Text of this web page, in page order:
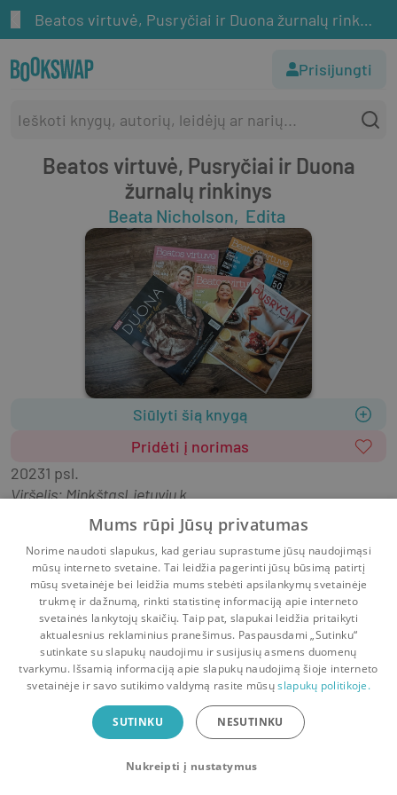
Beatos virtuvė, Pusryčiai ir Duona žurnalų rinkinys
Prisijungti
Beatos virtuvė, Pusryčiai ir Duona
žurnalų rinkinys
Beata Nicholson Edita
Siūlyti šią knygą
Pridėti į norimas
20231 psl.
Viršelis:MinkštasLietuvių k.
Penki receptų žurnalai. Editos spec. leidinys Duona
(2016/1), Pusryčiai (2016/2). Beatos virtuvė 2020
ruduo (28), 2021 vasara (32) ir 2021 ruduo (33).
Pradinis Krepšelis Pokalbiai Pranešimai Paskyra
Bookswap programėlė
Mainykis knygomis dar patogiau!
Uždaryti
Mums rūpi Jūsų privatumas
Norime naudoti slapukus, kad geriau suprastume jūsų naudojimąsi
mūsų interneto svetaine. Tai leidžia pagerinti jūsų būsimą patirtį
mūsų svetainėje bei leidžia mums stebėti apsilankymų svetainėje
trukmę ir dažnumą, rinkti statistinę informaciją apie interneto
svetainės lankytojų skaičių. Taip pat, slapukai leidžia pritaikyti
aktualesnius reklaminius pranešimus. Paspausdami „Sutinku“
sutinkate su slapukų naudojimu ir susijusių asmens duomenų
tvarkymu. Išsamią informaciją apie slapukų naudojimą šioje interneto
svetainėje ir savo sutikimo valdymą rasite mūsųslapukų politikoje.
SUTINKU NESUTINKU
Nukreipti į nustatymus